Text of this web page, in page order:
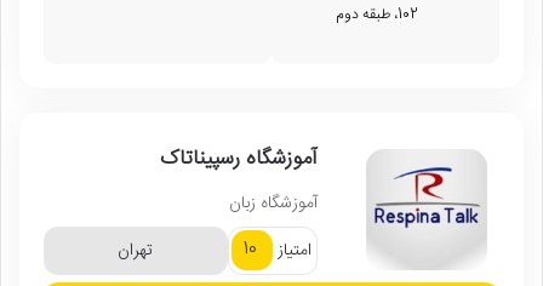
102، طبقه دوم
آموزشگاه رسپیناتاک
آموزشگاه زبان
امتیاز
10 تهران